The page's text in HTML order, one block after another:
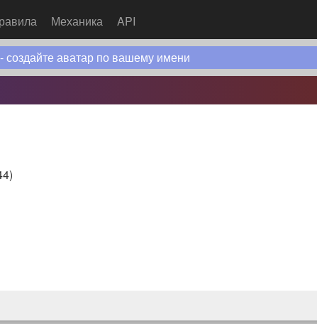
Механика API
создайте аватар по вашему имени
)